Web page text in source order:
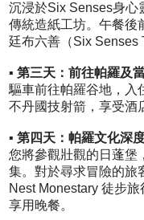
沉浸於Six Senses身心
傳統造紙工坊。午餐後
廷布六善（Six Senses
▪ 第三天：前往帕羅及
驅車前往帕羅谷地， 入
不丹國技射箭，享受酒
▪ 第四天：帕羅文化深
您將參觀壯觀的日蓬堡
集。對於尋求冒險的旅
Nest Monestary 徒步
享用晚餐。